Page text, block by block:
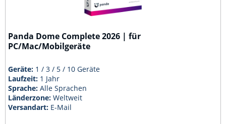
Panda Dome Complete 2026 | für
PC/Mac/Mobilgeräte
Geräte: 1 / 3 / 5 / 10 Geräte
Laufzeit: 1 Jahr
Sprache:Alle Sprachen
Länderzone:Weltweit
Versandart: E-Mail